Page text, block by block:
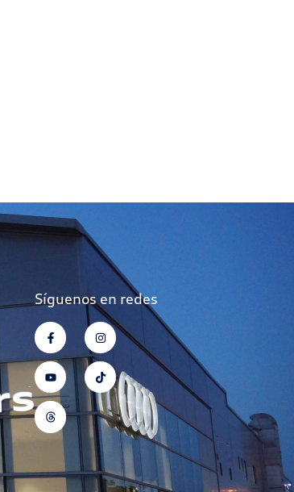
Síguenos en redes